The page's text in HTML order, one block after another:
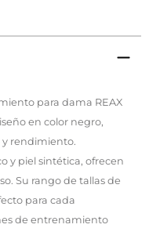
para dama REAX
en color negro,
y rendimiento.
y piel sintética, ofrecen
Su rango de tallas de
para cada
de entrenamiento